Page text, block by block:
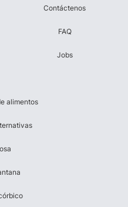
Contáctenos
FAQ
Jobs
alimentos